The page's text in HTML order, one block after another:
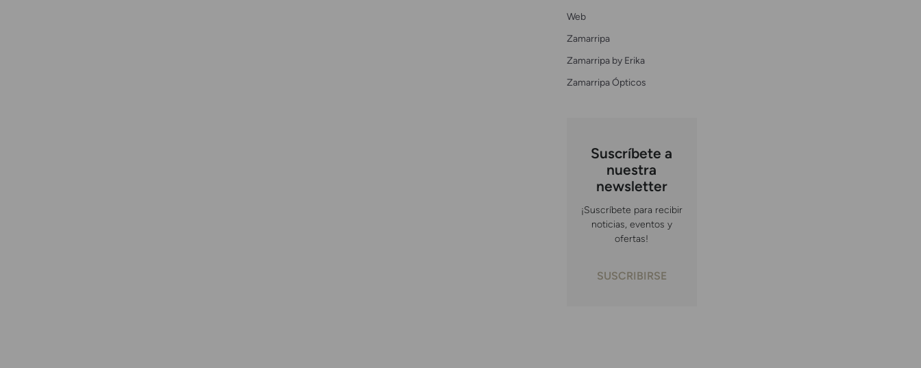
Web
Zamarripa
Zamarripa by Erika
Zamarripa Ópticos
Suscríbete a
nuestra
newsletter
¡Suscríbete para recibir
noticias, eventos y
ofertas!
SUSCRIBIRSE